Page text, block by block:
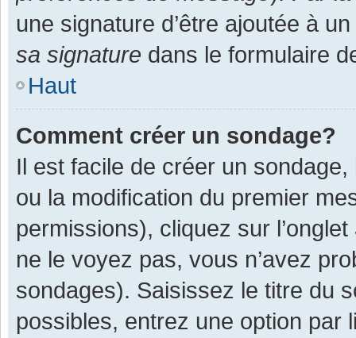
une signature d’être ajoutée à
sa signature dans le formulaire
Haut
Comment créer un sondage?
Il est facile de créer un
ou la modification du premier
permissions), cliquez sur l’onglet
ne le voyez pas, vous n’avez
sondages). Saisissez le titre du
possibles, entrez une option par